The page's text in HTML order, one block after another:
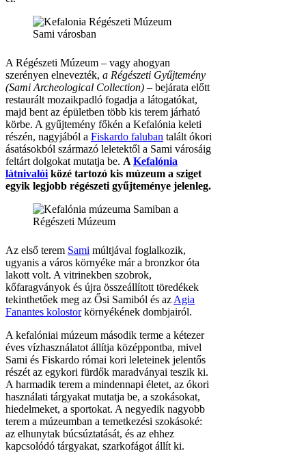
A Régészeti Múzeum – vagy ahogyan
szerényen elnevezték, a Régészeti Gyűjtemény
(Sami Archeological Collection) – bejárata előtt
restaurált mozaikpadló fogadja a látogatókat,
majd bent az épületben több kis terem járható
körbe. A gyűjtemény főkén a Kefalónia keleti
részén, nagyjából a Fiskardo faluban talált ókori
ásatásokból származó leletektől a Sami városáig
feltárt dolgokat mutatja be. A Kefalónia
látnivalói közé tartozó kis múzeum a sziget
egyik legjobb régészeti gyűjteménye jelenleg.
Az első terem Sami múltjával foglalkozik,
ugyanis a város környéke már a bronzkor óta
lakott volt. A vitrinekben szobrok,
kőfaragványok és újra összeállított töredékek
tekinthetőek meg az Ősi Samiból és az Agia
Fanantes kolostorkörnyékének dombjairól.
A kefalóniai múzeum második terme a kétezer
éves vízhasználatot állítja középpontba, mivel
Sami és Fiskardo római kori leleteinek jelentős
részét az egykori fürdők maradványai teszik ki.
A harmadik terem a mindennapi életet, az ókori
használati tárgyakat mutatja be, a szokásokat,
hiedelmeket, a sportokat. A negyedik nagyobb
terem a múzeumban a temetkezési szokásoké:
az elhunytak búcsúztatását, és az ehhez
kapcsolódó tárgyakat, szarkofágot állít ki.